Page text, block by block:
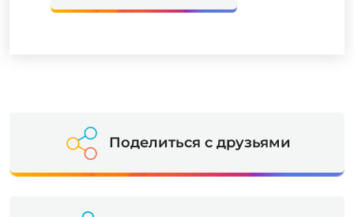
Поделиться с друзьями